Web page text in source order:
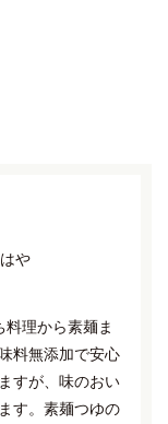
や
理から素麺ま
料無添加で安心
すが、味のおい
す。素麺つゆの